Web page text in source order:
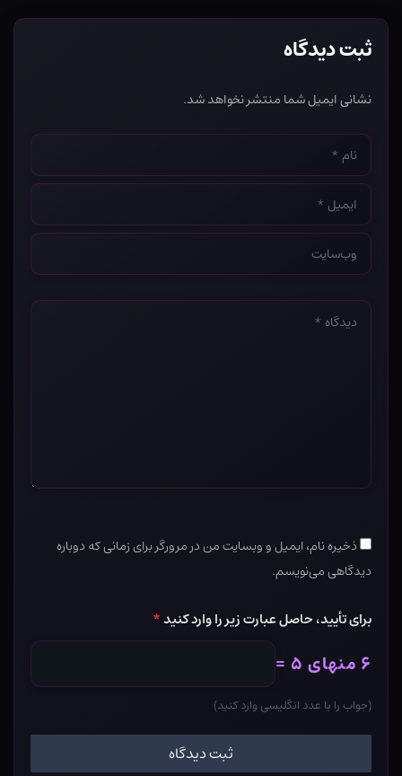
ثبت دیدگاه
نشانی ایمیل شما منتشر نخواهد شد.
نام
*
ایمیل
*
وب‌سایت
*
دیدگاه
ذخیره نام، ایمیل و وبسایت من در مرورگر برای زمانی که دوباره
دیدگاهی می‌نویسم.
برای تأیید، حاصل عبارت زیر را وارد کنید*
۶ منهای ۵ =
(جواب را با عدد انگلیسی وارد کنید)